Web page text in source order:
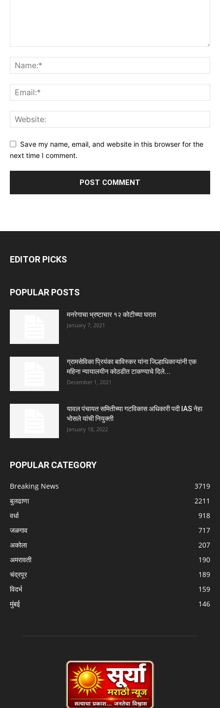
Save my name, email, and website in this browser for the
next time I comment.
EDITOR PICKS
POPULAR POSTS
मनरेगाचा भ्रष्टाचार १२ कोटीच्या घरात
January 7, 2021
ग्रामसेविका प्रियंका बाविस्कर यांना जिल्हाधिकाऱ्यांनी एक
महिना न्यायालयीन कोठडीत टाकण्याचे दिले...
December 1, 2021
यावल पंचायत समितीच्या गटविकास अधिकारी पदी IAS नेहा
भोसले यांची नियुक्ती
January 18, 2022
POPULAR CATEGORY
Breaking News
3719
बुलढाणा
2211
वर्धा
918
जळगाव
717
अकोला
207
अमरावती
190
चंद्रपूर
189
विदर्भ
159
मुंबई
146